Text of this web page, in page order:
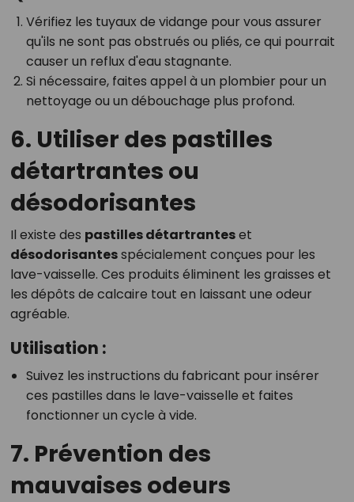
Vérifiez les tuyaux de vidange pour vous assurer
qu'ils ne sont pas obstrués ou pliés, ce qui pourrait
causer un reflux d'eau stagnante.
Si nécessaire, faites appel à un plombier pour un
nettoyage ou un débouchage plus profond.
6. Utiliser des pastilles
détartrantes ou
désodorisantes
Il existe des pastilles détartranteset
désodorisantesspécialement conçues pour les
lave-vaisselle. Ces produits éliminent les graisses et
les dépôts de calcaire tout en laissant une odeur
agréable.
Utilisation :
Suivez les instructions du fabricant pour insérer
ces pastilles dans le lave-vaisselle et faites
fonctionner un cycle à vide.
7. Prévention des
mauvaises odeurs